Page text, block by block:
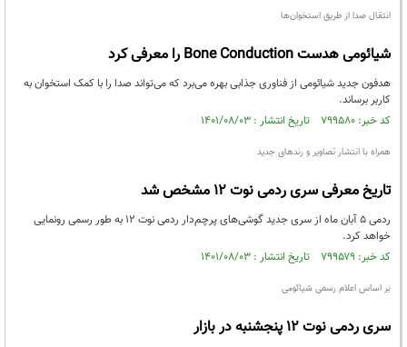
انتقال صدا از طریق استخوان‌ها
شیائومی هدست Bone Conduction را معرفی کرد
هدفون جدید شیائومی از فناوری جذابی بهره می‌برد که می‌تواند صدا را با کمک استخوان به
کاربر برساند.
کد خبر: ۷۹۹۵۸۰ تاریخ انتشار : ۱۴۰۱/۰۸/۰۳
همراه با انتشار تصاویر و رندهای جدید
تاریخ معرفی سری ردمی نوت 12 مشخص شد
ردمی ۵ آبان ماه از سری جدید گوشی‌های پرچم‌دار ردمی نوت ۱۲ به طور رسمی رونمایی
خواهد کرد.
کد خبر: ۷۹۹۵۷۹ تاریخ انتشار : ۱۴۰۱/۰۸/۰۳
بر اساس اعلام رسمی شیائومی
سری ردمی نوت 12 پنجشنبه در بازار